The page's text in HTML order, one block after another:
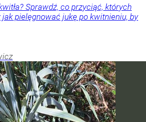
Sprawdź, co przyciąć, których
pielęgnować jukę po kwitnieniu, by